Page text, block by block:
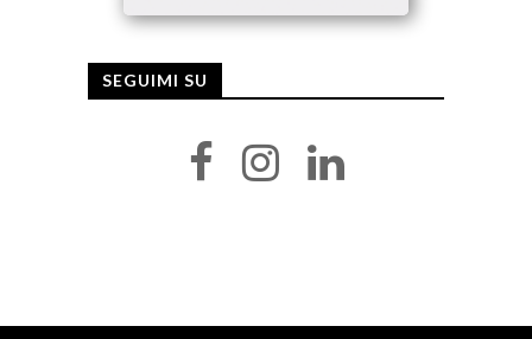
SEGUIMI SU